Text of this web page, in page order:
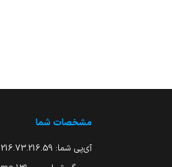
مشخصات شما
آی‌پی شما: 216.73.216.59